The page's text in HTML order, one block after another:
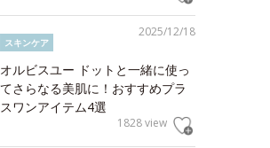
2025/12/18
スキンケア
オルビスユー ドットと一緒に使っ
てさらなる美肌に！おすすめプラ
スワンアイテム4選
1828 view